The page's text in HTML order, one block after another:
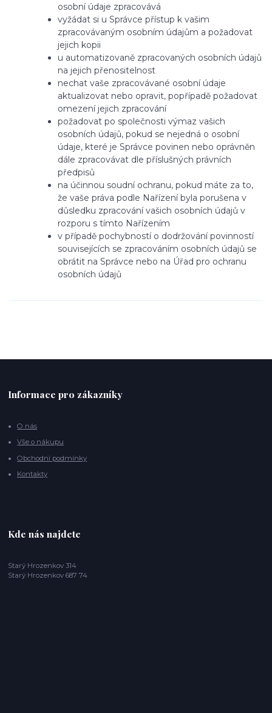
osobní údaje zpracovává
vyžádat si u Správce přístup k vašim
zpracovávaným osobním údajům a požadovat
jejich kopii
u automatizovaně zpracovaných osobních údajů
na jejich přenositelnost
nechat vaše zpracovávané osobní údaje
aktualizovat nebo opravit, popřípadě požadovat
omezení jejich zpracování
požadovat po společnosti výmaz vašich
osobních údajů, pokud se nejedná o osobní
údaje, které je Správce povinen nebo oprávněn
dále zpracovávat dle příslušných právních
předpisů
na účinnou soudní ochranu, pokud máte za to,
že vaše práva podle Nařízení byla porušena v
důsledku zpracování vašich osobních údajů v
rozporu s tímto Nařízením
v případě pochybností o dodržování povinností
souvisejících se zpracováním osobních údajů se
obrátit na Správce nebo na Úřad pro ochranu
osobních údajů
Informace pro zákazníky
O nás
Vše o nákupu
Obchodní podmínky
Kontakty
Kde nás najdete
Starý Hrozenkov 314
Starý Hrozenkov 687 74